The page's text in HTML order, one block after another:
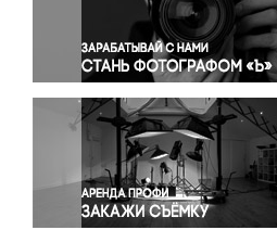
Правосудие
Происшествия и конфликты
Религия
Светская жизнь
Спорт
Экология
Экономика и бизнес